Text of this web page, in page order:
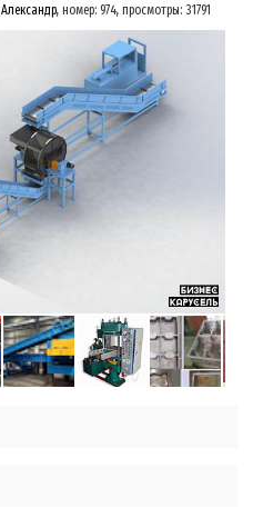
Александр, номер: 974, просмотры: 31791